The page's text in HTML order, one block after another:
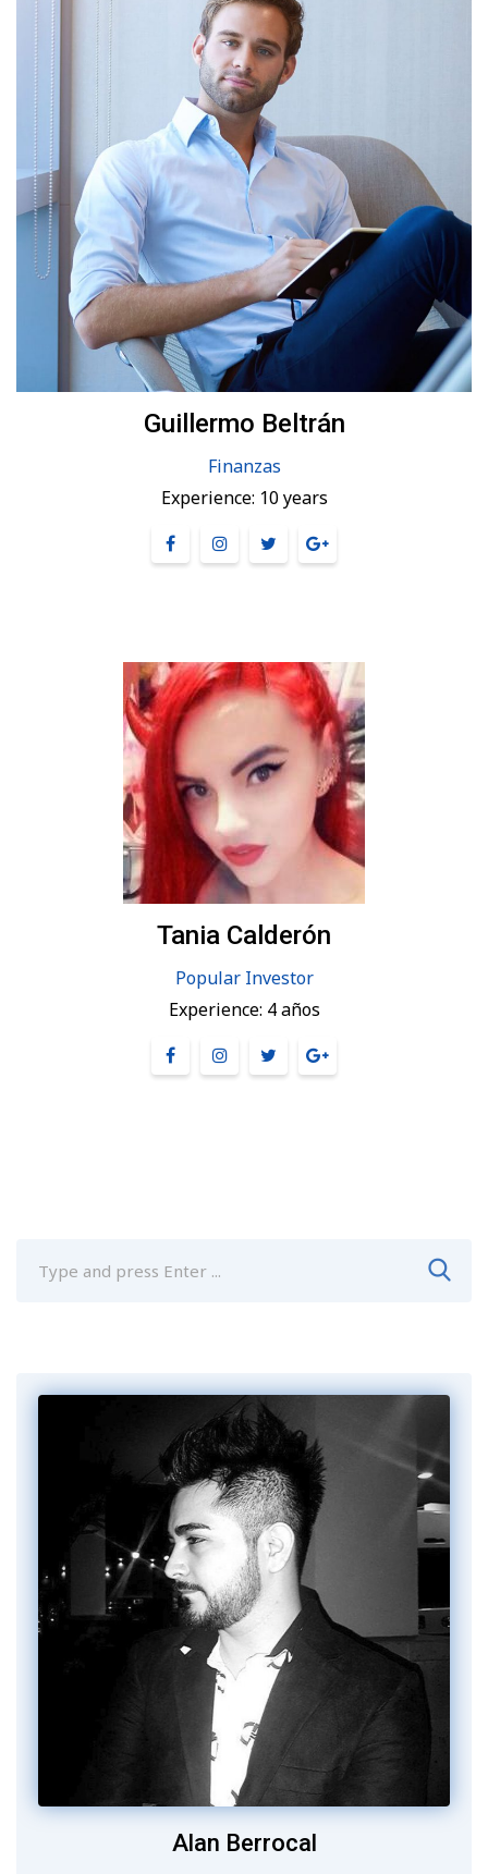
Alan Berrocal
Guillermo Beltrán
Finanzas
Experience: 10 years
Tania Calderón
Popular Investor
Experience: 4 años